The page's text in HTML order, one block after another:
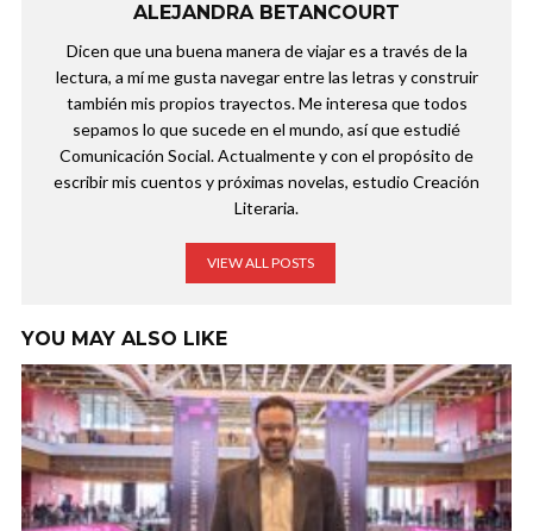
ALEJANDRA BETANCOURT
Dicen que una buena manera de viajar es a través de la
lectura, a mí me gusta navegar entre las letras y construir
también mis propios trayectos. Me interesa que todos
sepamos lo que sucede en el mundo, así que estudié
Comunicación Social. Actualmente y con el propósito de
escribir mis cuentos y próximas novelas, estudio Creación
Literaria.
VIEW ALL POSTS
YOU MAY ALSO LIKE